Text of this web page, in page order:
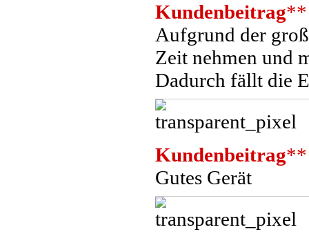
Kundenbeitrag**
Aufgrund der
Zeit nehmen und
Dadurch fällt die
Kundenbeitrag**
Gutes Gerät